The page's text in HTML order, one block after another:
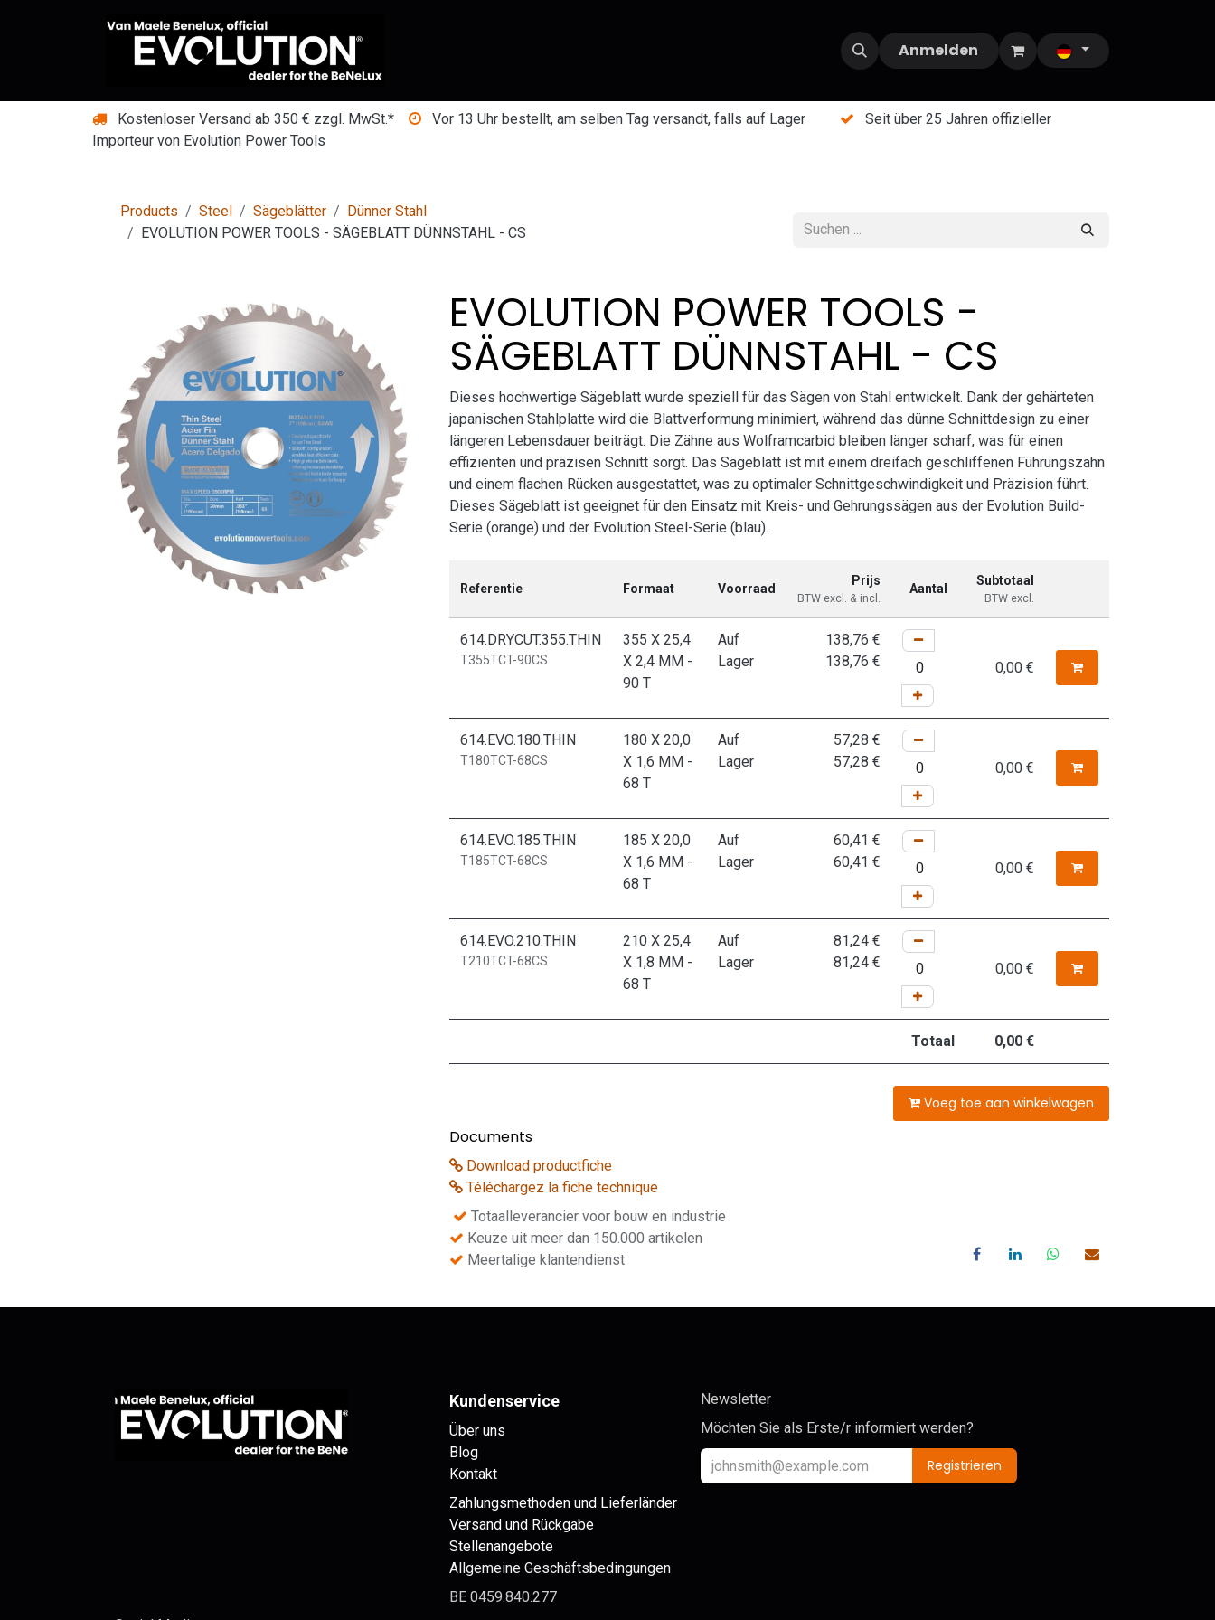
Anmelden
Kostenloser Versand ab 350 € zzgl. MwSt.* Vor 13 Uhr bestellt, am selben Tag versandt, falls auf Lager
Seit über 25 Jahren offizieller
Importeur von Evolution Power Tools
Products Steel Sägeblätter
Dünner Stahl
EVOLUTION POWER TOOLS - SÄGEBLATT DÜNNSTAHL - CS
EVOLUTION POWER TOOLS -
SÄGEBLATT DÜNNSTAHL - CS
Dieses hochwertige Sägeblatt wurde speziell für das Sägen von Stahl entwickelt. Dank der gehärteten
japanischen Stahlplatte wird die Blattverformung minimiert, während das dünne Schnittdesign zu einer
längeren Lebensdauer beiträgt. Die Zähne aus Wolframcarbid bleiben länger scharf, was für einen
effizienten und präzisen Schnitt sorgt. Das Sägeblatt ist mit einem dreifach geschliffenen Führungszahn
und einem flachen Rücken ausgestattet, was zu optimaler Schnittgeschwindigkeit und Präzision führt.
Dieses Sägeblatt ist geeignet für den Einsatz mit Kreis- und Gehrungssägen aus der Evolution Build-
Serie (orange) und der Evolution Steel-Serie (blau).
Referentie Formaat Voorraad
Prijs
BTW excl. & incl.
Aantal
Subtotaal
BTW excl.
614.DRYCUT.355.THIN
T355TCT-90CS
355 X 25,4
X 2,4 MM -
90 T
Auf
Lager
138,76 €
138,76 € 0,00 €
614.EVO.180.THIN
T180TCT-68CS
180 X 20,0
X 1,6 MM -
68 T
Auf
Lager
57,28 €
57,28 € 0,00 €
614.EVO.185.THIN
T185TCT-68CS
185 X 20,0
X 1,6 MM -
68 T
Auf
Lager
60,41 €
60,41 € 0,00 €
614.EVO.210.THIN
T210TCT-68CS
210 X 25,4
X 1,8 MM -
68 T
Auf
Lager
81,24 €
81,24 € 0,00 €
Totaal 0,00 €
Voeg toe aan winkelwagen
Documents
Download productfiche
Téléchargez la fiche technique
Totaalleverancier voor bouw en industrie
Keuze uit meer dan 150.000 artikelen
Meertalige klantendienst
Newsletter
Möchten Sie als Erste/r informiert werden?
Registrieren
Kundenservice
Über uns
Blog
Kontakt
Zahlungsmethoden und Lieferländer
Versand und Rückgabe
Stellenangebote
Allgemeine Geschäftsbedingungen
BE 0459.840.277